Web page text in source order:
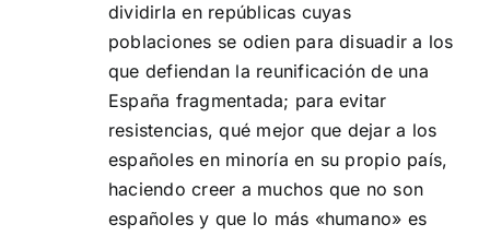
dividirla en repúblicas cuyas
poblaciones se odien para disuadir a los
que defiendan la reunificación de una
España fragmentada; para evitar
resistencias, qué mejor que dejar a los
españoles en minoría en su propio país,
haciendo creer a muchos que no son
españoles y que lo más «humano» es